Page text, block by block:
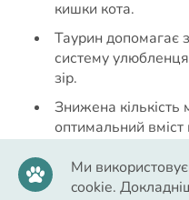
кишки кота.
Таурин допомагає
систему
зір.
Знижена
оптимальний вміст
виникнення
кота.
Ми
cookie.